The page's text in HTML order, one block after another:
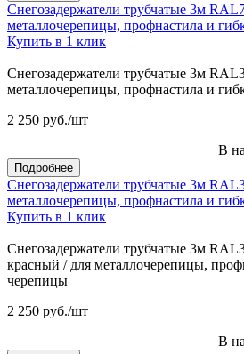
Снегозадержатели трубчатые 3м
металлочерепицы, профнастила и
Купить в 1 клик
Снегозадержатели трубчатые 3м
металлочерепицы, профнастила и
2 250 руб./шт
В
Подробнее
Снегозадержатели трубчатые 3м
металлочерепицы, профнастила и
Купить в 1 клик
Снегозадержатели трубчатые 3м
красный / для металлочерепицы,
черепицы
2 250 руб./шт
В